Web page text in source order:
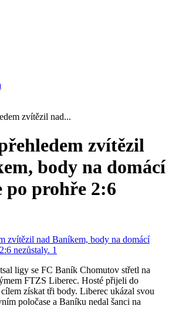
zvítězil nad...
zvítězil
body na domácí
po prohře 2:6
ligy se FC Baník Chomutov střetl na
FTZS Liberec. Hosté přijeli do
získat tři body. Liberec ukázal svou
poločase a Baníku nedal šanci na